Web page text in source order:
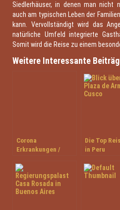
Siedlerhäuser, in denen man nicht
auch am typischen Leben der
kann. Vervollständigt wird das
natürliche Umfeld integrierte
Somit wird die Reise zu einem
Weitere Interessante
Corona
Erkrankungen /
Südamerika
Die Top
in Peru